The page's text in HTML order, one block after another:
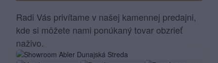
Radi Vás privítame v našej kamennej predajni,
kde si môžete nami ponúkaný tovar obzrieť
naživo.